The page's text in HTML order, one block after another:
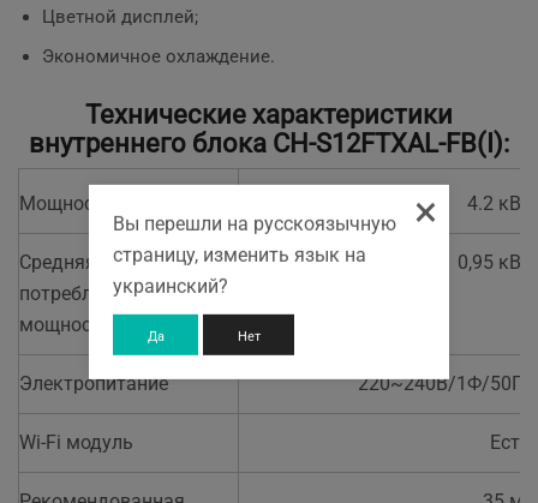
Цветной дисплей;
Экономичное охлаждение.
Технические характеристики
внутреннего блока CH-S12FTXAL-FB(I):
Мощность обогрева 4.2 кВт
Средняя
потребляемая
мощность
0,95 кВт
Электропитание 220~240В/1Ф/50Гц
Wi-Fi модуль Есть
×
Вы перешли на русскоязычную
страницу, изменить язык на
украинский?
Да Нет